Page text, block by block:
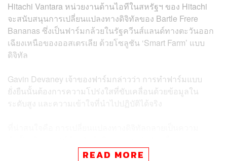
Hitachi Vantara หน่วยงานด้านไอทีในสหรัฐฯ ของ Hitachi
จะสนับสนุนการเปลี่ยนแปลงทางดิจิทัลของ Bartle Frere
Bananas ซึ่งเป็นฟาร์มกล้วยในรัฐควีนส์แลนด์ทางตะวันออก
เฉียงเหนือของออสเตรเลีย ด้วยโซลูชัน ‘Smart Farm’ แบบ
ดิจิทัล
Gavin Devaney เจ้าของฟาร์มกล่าวว่า การทำฟาร์มแบบ
ยั่งยืนนั้นต้องการความโปร่งใสที่ขับเคลื่อนด้วยข้อมูลใน
ระดับสูง และความเข้าใจที่นำไปปฏิบัติได้จริง
แมชชีนเลิร์นนิง ระบบอัตโนมัติ และเทคโนโลยีเกิดใหม่อื่นๆ
READ MORE